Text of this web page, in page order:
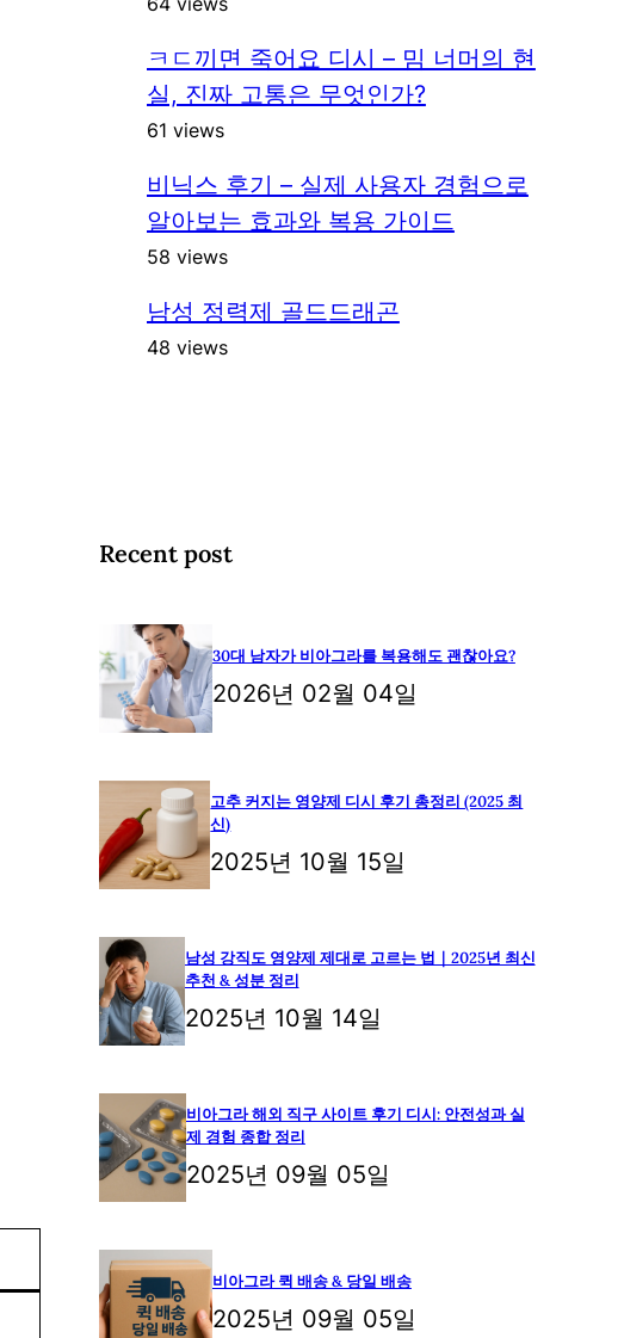
ㅋㄷ끼면 죽어요 디시 – 밈 너머의 현
실, 진짜 고통은 무엇인가?
61 views
비닉스 후기 – 실제 사용자 경험으로
알아보는 효과와 복용 가이드
58 views
남성 정력제 골드드래곤
48 views
Recent post
30대 남자가 비아그라를 복용해도 괜찮아요?
2026년 02월 04일
고추 커지는 영양제 디시 후기 총정리 (2025 최
신)
2025년 10월 15일
남성 강직도 영양제 제대로 고르는 법｜2025년 최신
추천 & 성분 정리
2025년 10월 14일
비아그라 해외 직구 사이트 후기 디시: 안전성과 실
제 경험 종합 정리
2025년 09월 05일
비아그라 퀵 배송 & 당일 배송
2025년 09월 05일